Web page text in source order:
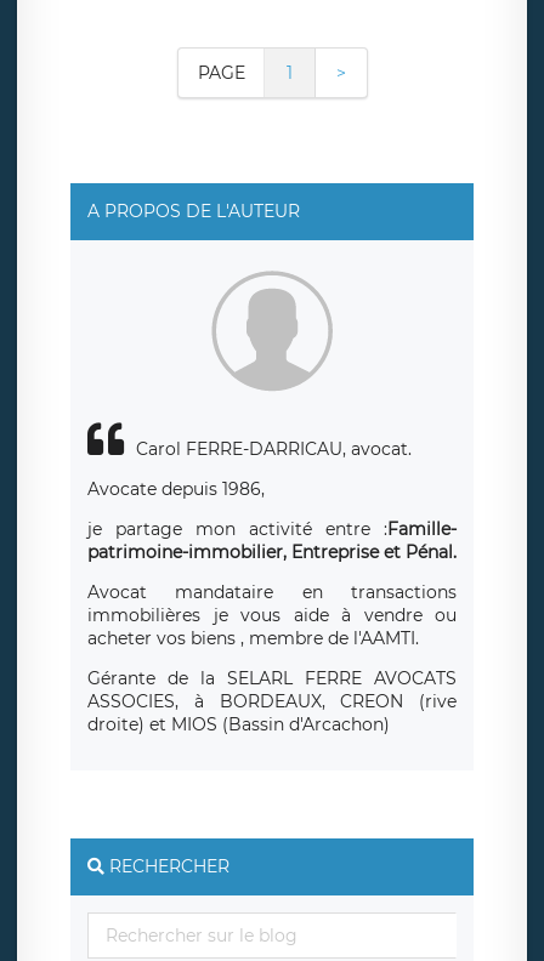
PAGE 1 >
A PROPOS DE L'AUTEUR
Carol FERRE-DARRICAU, avocat.
Avocate depuis 1986,
je partage mon activité entre : Famille-
patrimoine-immobilier, Entreprise et Pénal.
Avocat mandataire en transactions
immobilières je vous aide à vendre ou
acheter vos biens , membre de l'AAMTI.
Gérante de la SELARL FERRE AVOCATS
ASSOCIES, à BORDEAUX, CREON (rive
droite) et MIOS (Bassin d'Arcachon)
RECHERCHER